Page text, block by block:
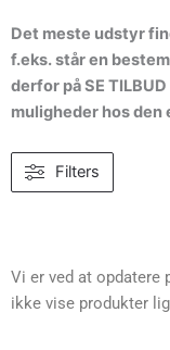
Det meste udstyr
f.eks. står en
derfor på SE
muligheder hos
Filters
Vi er ved at opdatere
ikke vise produkter